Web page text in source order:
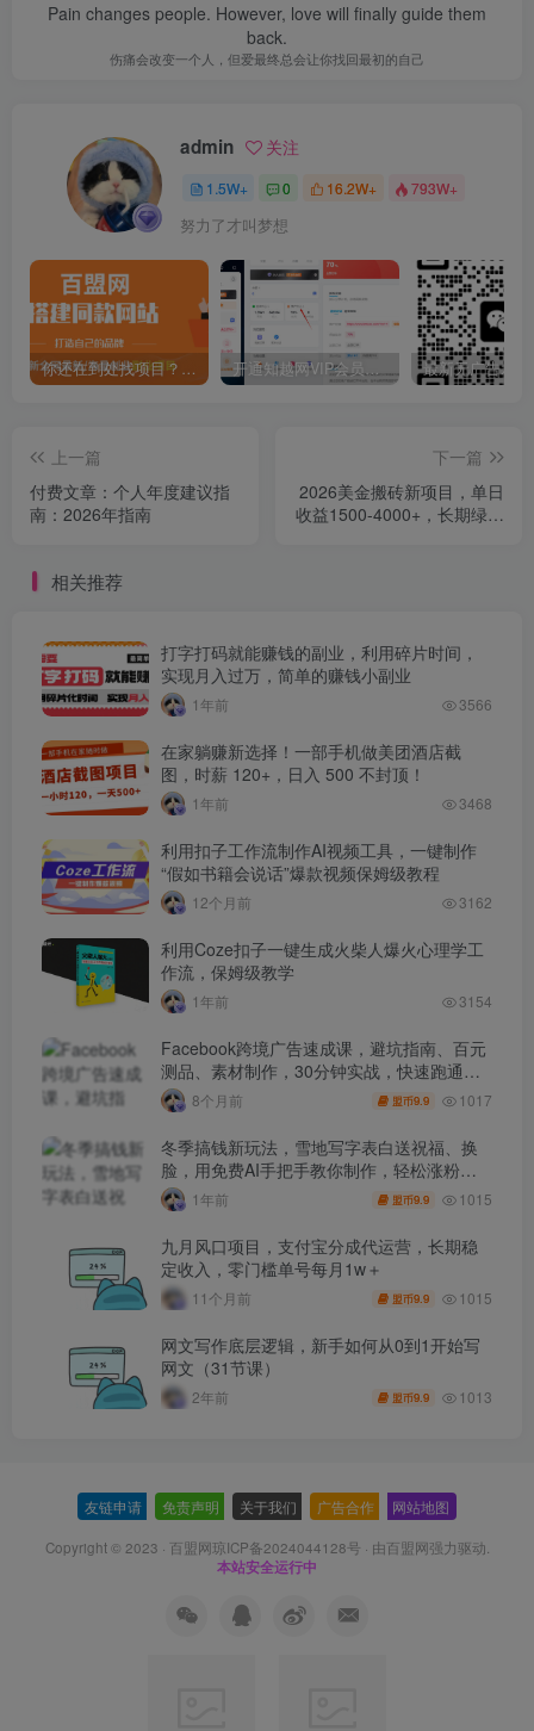
Pain changes people. However, love will finally guide them
back.
伤痛会改变一个人，但爱最终总会让你找回最初的自己
admin 关注
1.5W+ 0 16.2W+ 793W+
努力了才叫梦想
你还在到处找项目？还在当韭菜？我靠卖项目一个月收入5万+，曾经我也是个失败者。 开通知越网VIP会员，尊享全站资源免费下载，享70%的推广提成！！【限时五折优惠】
上一篇
付费文章：个人年度建议指
南：2026年指南
下一篇
2026美金搬砖新项目，单日
收益1500-4000+，长期绿色
相关推荐
打字打码就能赚钱的副业，利用碎片时间，
实现月入过万，简单的赚钱小副业
1年前 3566
在家躺赚新选择！一部手机做美团酒店截
图，时薪 120+，日入 500 不封顶！
1年前 3468
利用扣子工作流制作AI视频工具，一键制作
“假如书籍会说话”爆款视频保姆级教程
12个月前 3162
利用Coze扣子一键生成火柴人爆火心理学工
作流，保姆级教学
1年前 3154
Facebook跨境广告速成课，避坑指南、百元
测品、素材制作，30分钟实战，快速跑通首
单出单8个月前 盟币9.9 1017
冬季搞钱新玩法，雪地写字表白送祝福、换
脸，用免费AI手把手教你制作，轻松涨粉
3.5w，接单到手软
1年前 盟币9.9 1015
九月风口项目，支付宝分成代运营，长期稳
定收入，零门槛单号每月1w＋
11个月前 盟币9.9 1015
网文写作底层逻辑，新手如何从0到1开始写
网文（31节课）
2年前 盟币9.9 1013
友链申请 免责声明 关于我们 广告合作 网站地图
Copyright © 2023 · 百盟网琼ICP备2024044128号 · 由百盟网强力驱动.
本站安全运行中